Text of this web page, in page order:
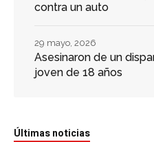
contra un auto
Asesinaron de un
joven de 18 años
29 mayo, 2026
Últimas noticias